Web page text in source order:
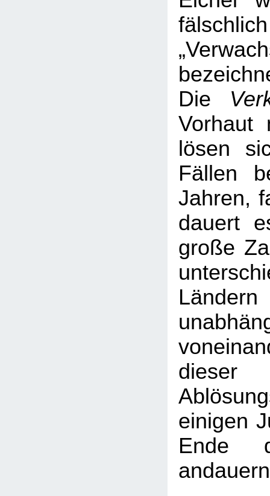
Die
Vorhaut
lösen
Fällen
Jahren,
dauert
große
einigen
Ende